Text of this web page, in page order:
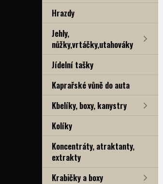
Hrazdy
Jehly,
nůžky,vrtáčky,utahováky
Jídelní tašky
Kaprařské vůně do auta
Kbelíky, boxy, kanystry
Kolíky
Koncentráty, atraktanty,
extrakty
Krabičky a boxy